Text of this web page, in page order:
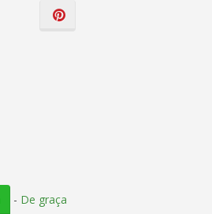
- De graça